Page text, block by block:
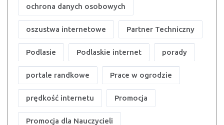
ochrona danych osobowych
oszustwa internetowe Partner Techniczny
Podlasie Podlaskie internet porady
portale randkowe Prace w ogrodzie
prędkość internetu Promocja
Promocja dla Nauczycieli